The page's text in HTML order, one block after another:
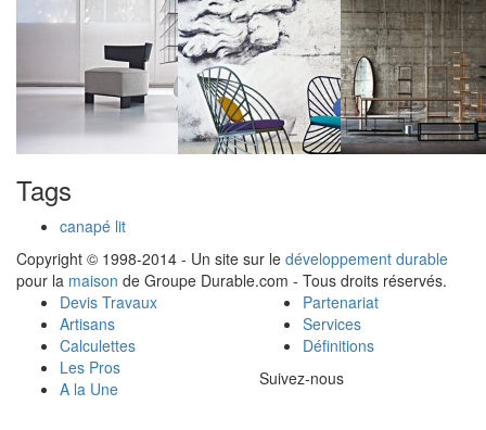
Tags
canapé lit
Copyright © 1998-2014 - Un site sur le développement durable
pour la maison de Groupe Durable.com - Tous droits réservés.
Devis Travaux
Artisans
Calculettes
Les Pros
A la Une
Partenariat
Services
Définitions
Suivez-nous